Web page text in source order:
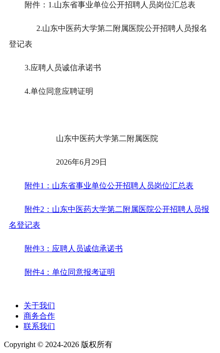
附件 ： 1.山东省事业单位公开招聘人员岗位汇总表
2.山东中医药大学第二附属医院公开招聘人员报名
登记表
3.应聘人员诚信承诺书
4.单位同意应聘证明
山东中医药大学第二附属医院
2026年6月29日
附件1：山东省事业单位公开招聘人员岗位汇总表
附件2：山东中医药大学第二附属医院公开招聘人员报
名登记表
附件3：应聘人员诚信承诺书
附件4：单位同意报考证明
关于我们
商务合作
联系我们
Copyright © 2024-2026 版权所有